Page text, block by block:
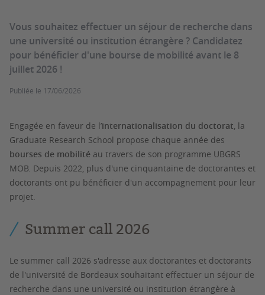
Vous souhaitez effectuer un séjour de recherche dans
une université ou institution étrangère ? Candidatez
pour bénéficier d'une bourse de mobilité avant le 8
juillet 2026 !
Publiée le 17/06/2026
Engagée en faveur de l’internationalisation du doctorat, la
Graduate Research School propose chaque année des
bourses de mobilité au travers de son programme UBGRS
MOB. Depuis 2022, plus d'une cinquantaine de doctorantes et
doctorants ont pu bénéficier d'un accompagnement pour leur
projet.
Summer call 2026
Le summer call 2026 s'adresse aux doctorantes et doctorants
de l'université de Bordeaux souhaitant effectuer un séjour de
recherche dans une université ou institution étrangère à